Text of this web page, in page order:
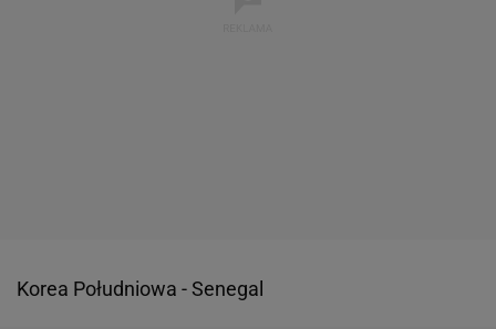
Korea Południowa - Senegal